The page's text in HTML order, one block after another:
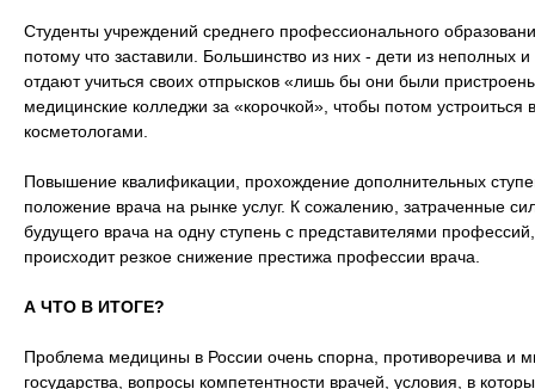
Студенты учреждений среднего профессионального
потому что заставили. Большинство из них - дети из неполных
отдают учиться своих отпрысков «лишь бы они были
медицинские колледжи за «корочкой», чтобы потом
косметологами.
Повышение квалификации, прохождение дополнительных
положение врача на рынке услуг. К сожалению, затраченные
будущего врача на одну ступень с представителями
происходит резкое снижение престижа профессии врача.
А ЧТО В ИТОГЕ?
Проблема медицины в России очень спорна, противоречива и
государства, вопросы компетентности врачей, условия, в